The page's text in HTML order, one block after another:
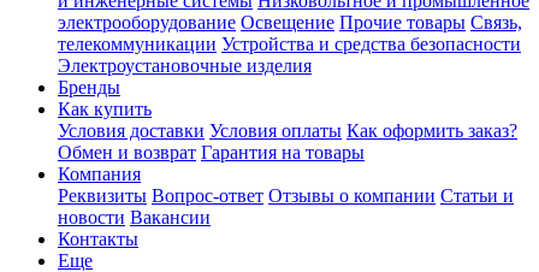
электрооборудование Освещение Прочие товары Связь,
телекоммуникации Устройства и средства безопасности
Электроустановочные изделия
Бренды
Как купить
Условия доставки Условия оплаты Как оформить заказ?
Обмен и возврат Гарантия на товары
Компания
Реквизиты Вопрос-ответ Отзывы о компании Статьи и
новости Вакансии
Контакты
Еще